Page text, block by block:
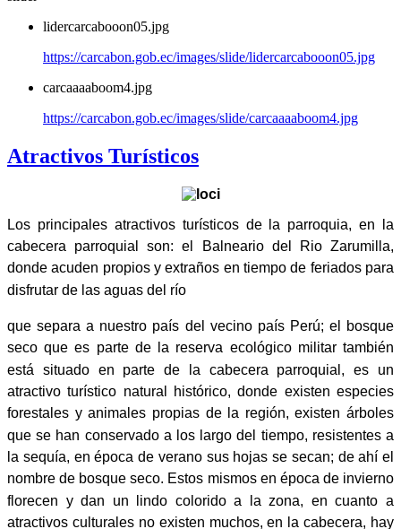
lidercarcabooon05.jpg
https://carcabon.gob.ec/images/slide/lidercarcabooon05.jpg
carcaaaaboom4.jpg
https://carcabon.gob.ec/images/slide/carcaaaaboom4.jpg
Atractivos Turísticos
Los principales atractivos turísticos de la parroquia, en la
cabecera parroquial son: el Balneario del Rio Zarumilla,
donde acuden propios y extraños en tiempo de feriados para
disfrutar de las aguas del río
que separa a nuestro país del vecino país Perú; el bosque
seco que es parte de la reserva ecológico militar también
está situado en parte de la cabecera parroquial, es un
atractivo turístico natural histórico, donde existen especies
forestales y animales propias de la región, existen árboles
que se han conservado a los largo del tiempo, resistentes a
la sequía, en época de verano sus hojas se secan; de ahí el
nombre de bosque seco. Estos mismos en época de invierno
florecen y dan un lindo colorido a la zona, en cuanto a
atractivos culturales no existen muchos, en la cabecera, hay